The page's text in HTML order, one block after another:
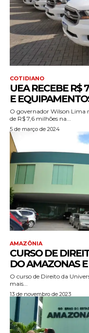
COTIDIANO
UEA RECEBE R$
E
O governador Wilson Lima
de R$ 7,6 milhões na...
5 de março de 2024
AMAZÔNIA
CURSO DE
DO AMAZONAS
O curso de Direito da
mais...
13 de novembro de 2023